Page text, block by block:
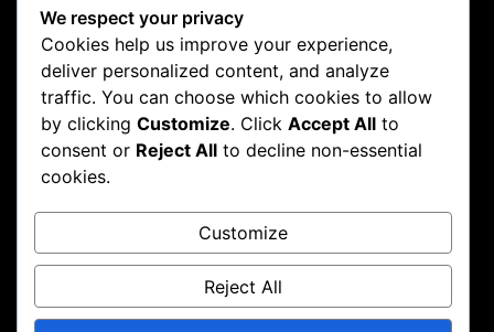
Cannabis
Cup 2025:
Orgullo
colombiano
en tierras
checas
Spannabis
We respect your privacy
Cookies help us improve your experience,
deliver personalized content, and analyze
traffic. You can choose which cookies to allow
by clicking Customize. Click Accept All to
consent or Reject All to decline non-essential
cookies.
Customize
Reject All